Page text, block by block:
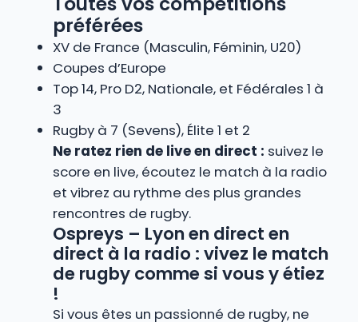
préférées
XV de France (Masculin, Féminin, U20)
Coupes d’Europe
Top 14, Pro D2, Nationale, et Fédérales 1 à
3
Rugby à 7 (Sevens), Élite 1 et 2
Ne ratez rien de live en direct : suivez le
score en live, écoutez le match à la radio
et vibrez au rythme des plus grandes
rencontres de rugby.
Ospreys – Lyon en direct en
direct à la radio : vivez le match
de rugby comme si vous y étiez
!
Si vous êtes un passionné de rugby, ne